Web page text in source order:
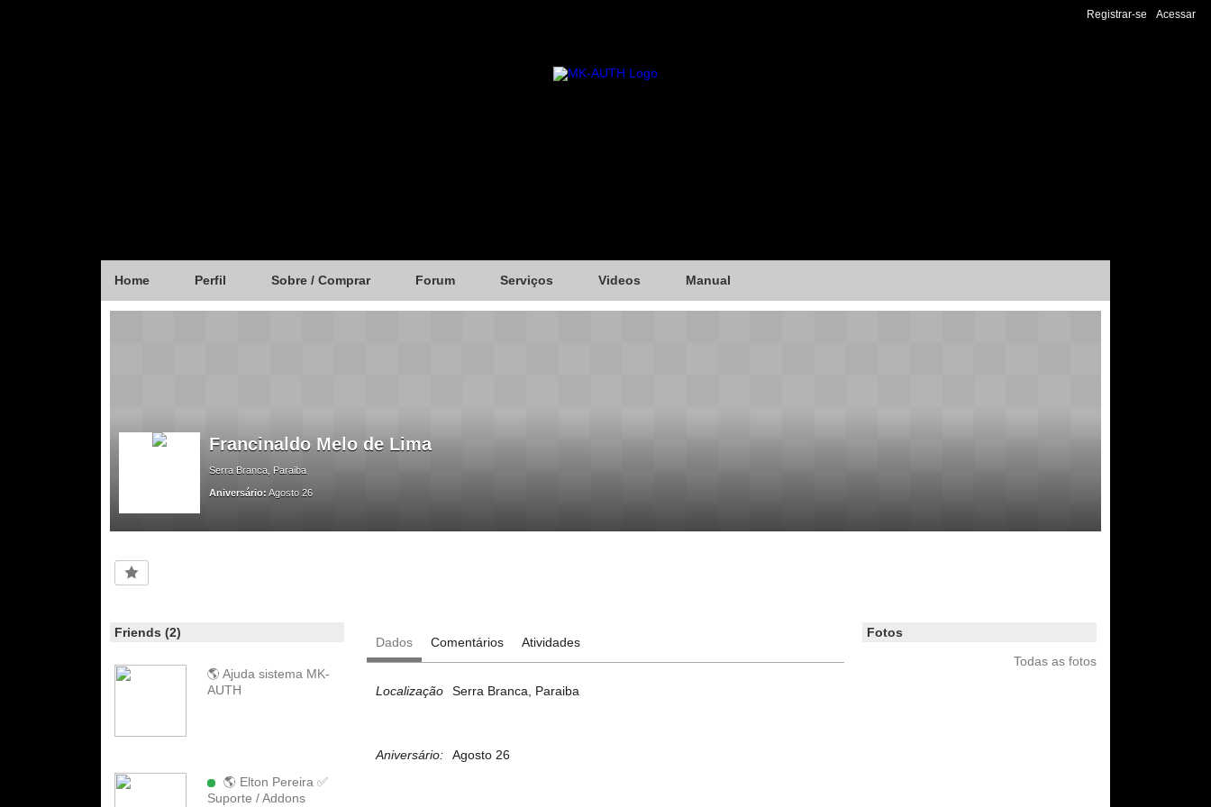
Registrar-se Acessar
Home Perfil Sobre / Comprar Forum Serviços Videos Manual
Francinaldo Melo de Lima
Serra Branca, Paraiba
Aniversário: Agosto 26
Dados Comentários Atividades
Localização Serra Branca, Paraiba
Aniversário: Agosto 26
Friends (2)
🌎 Ajuda sistema MK-
AUTH
🌎 Elton Pereira ✅
Suporte / Addons
Fotos
Todas as fotos